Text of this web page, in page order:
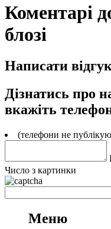
Коментарі
блозі
Написати
Дізнатись про
вкажіть
(телефони не
Число з картинки
Меню